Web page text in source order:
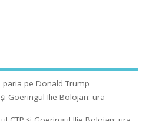
paria pe Donald Trump
Goeringul Ilie Bolojan: ura